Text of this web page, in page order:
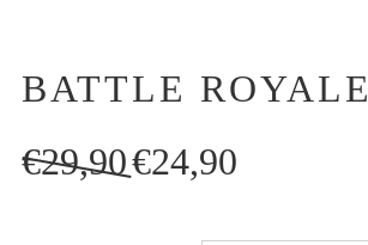
BATTLE ROYALE
€29,90 precio
€24,90precio